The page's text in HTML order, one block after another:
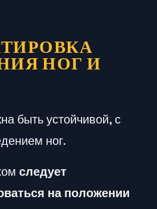
НОГ И
быть устойчивой, с
ног.
следует
на положении